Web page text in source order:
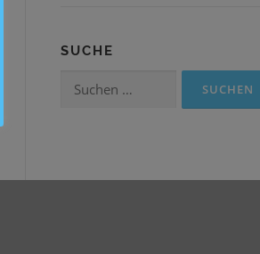
SUCHE
Suchen